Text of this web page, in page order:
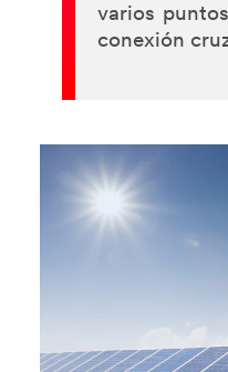
varios
conexión